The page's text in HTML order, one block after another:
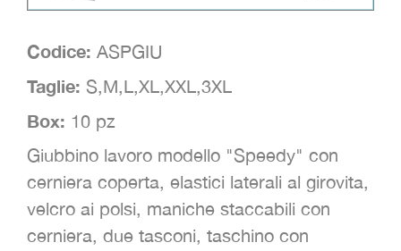
Codice: ASPGIU
Taglie: S,M,L,XL,XXL,3XL
Box: 10 pz
Giubbino lavoro modello "Speedy" con
cerniera coperta, elastici laterali al girovita,
velcro ai polsi, maniche staccabili con
cerniera, due tasconi, taschino con